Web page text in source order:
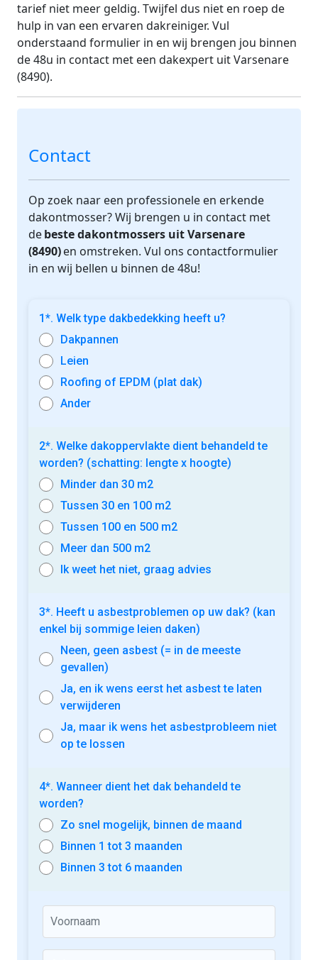
tarief niet meer geldig. Twijfel dus niet en roep de
hulp in van een ervaren dakreiniger. Vul
onderstaand formulier in en wij brengen jou binnen
de 48u in contact met een dakexpert uit Varsenare
(8490).
Contact
Op zoek naar een professionele en erkende
dakontmosser? Wij brengen u in contact met
debeste dakontmossers uit Varsenare
(8490)en omstreken. Vul ons contactformulier
in en wij bellen u binnen de 48u!
1*. Welk type dakbedekking heeft u?
Dakpannen
Leien
Roofing of EPDM (plat dak)
Ander
2*. Welke dakoppervlakte dient behandeld te
worden? (schatting: lengte x hoogte)
Minder dan 30 m2
Tussen 30 en 100 m2
Tussen 100 en 500 m2
Meer dan 500 m2
Ik weet het niet, graag advies
3*. Heeft u asbestproblemen op uw dak? (kan
enkel bij sommige leien daken)
Neen, geen asbest (= in de meeste
gevallen)
Ja, en ik wens eerst het asbest te laten
verwijderen
Ja, maar ik wens het asbestprobleem niet
op te lossen
4*. Wanneer dient het dak behandeld te
worden?
Zo snel mogelijk, binnen de maand
Binnen 1 tot 3 maanden
Binnen 3 tot 6 maanden